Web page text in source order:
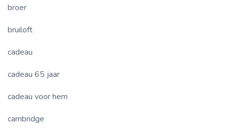
broer
bruiloft
cadeau
cadeau 65 jaar
cadeau voor hem
cambridge